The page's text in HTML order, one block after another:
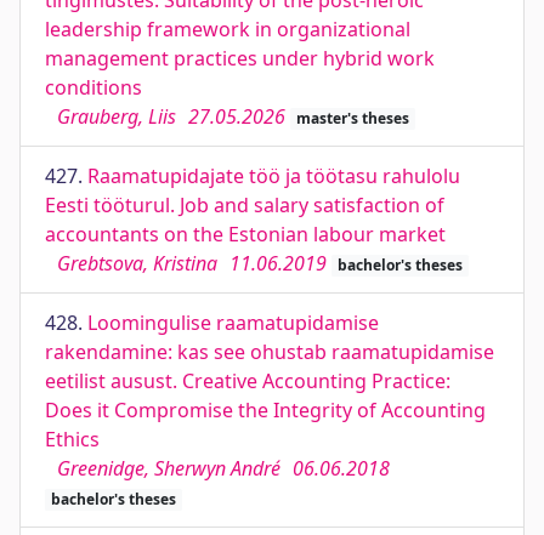
leadership framework in organizational
management practices under hybrid work
conditions
Grauberg, Liis 27.05.2026 master's theses
427. Raamatupidajate töö ja töötasu rahulolu
Eesti tööturul. Job and salary satisfaction of
accountants on the Estonian labour market
Grebtsova, Kristina 11.06.2019 bachelor's theses
428. Loomingulise raamatupidamise
rakendamine: kas see ohustab raamatupidamise
eetilist ausust. Creative Accounting Practice:
Does it Compromise the Integrity of Accounting
Ethics
Greenidge, Sherwyn André 06.06.2018
bachelor's theses